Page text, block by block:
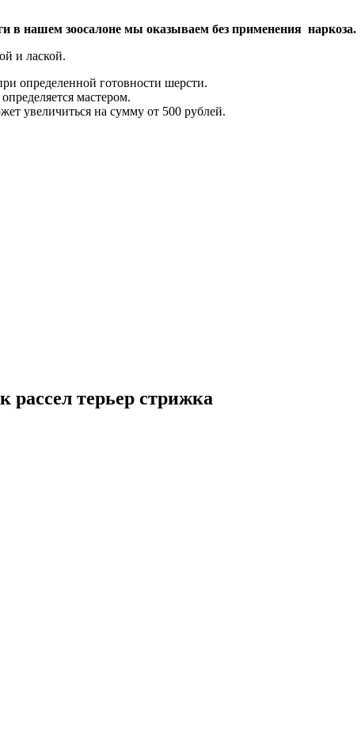
в нашем зоосалоне мы оказываем без применения наркоза.
и лаской.
определенной готовности шерсти.
мастером.
увеличиться на сумму от 500 рублей.
терьер стрижка